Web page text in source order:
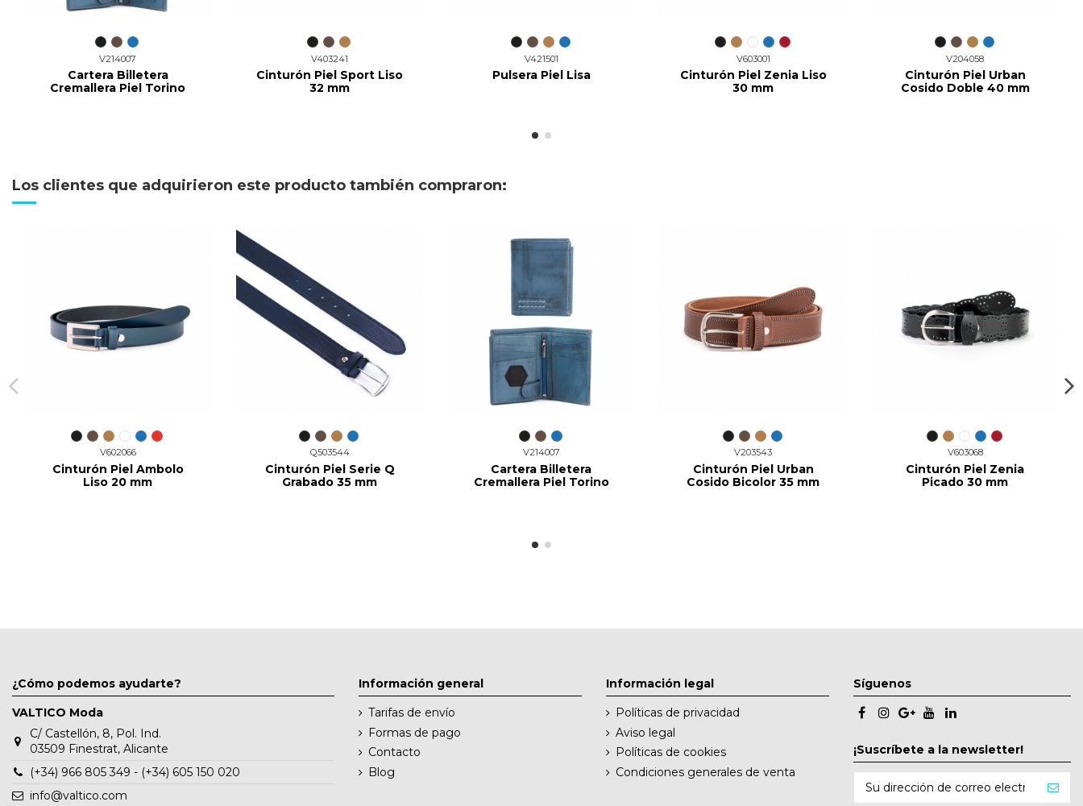
V214007
Cartera Billetera
Cremallera Piel Torino
V403241
Cinturón Piel Sport Liso
32 mm
V421501
Pulsera Piel Lisa
V603001
Cinturón Piel Zenia Liso
30 mm
V204058
Cinturón Piel Urban
Cosido Doble 40 mm
Los clientes que adquirieron este producto también compraron:
V602066
Cinturón Piel Ambolo
Liso 20 mm
Q503544
Cinturón Piel Serie Q
Grabado 35 mm
V214007
Cartera Billetera
Cremallera Piel Torino
V203543
Cinturón Piel Urban
Cosido Bicolor 35 mm
V603068
Cinturón Piel Zenia
Picado 30 mm
¿Cómo podemos ayudarte?
VALTICO Moda
C/ Castellón, 8, Pol. Ind.
03509 Finestrat, Alicante
(+34) 966 805 349 - (+34) 605 150 020
info@valtico.com
Información general
Tarifas de envío
Formas de pago
Contacto
Blog
Información legal
Políticas de privacidad
Aviso legal
Políticas de cookies
Condiciones generales de venta
Síguenos
¡Suscríbete a la newsletter!